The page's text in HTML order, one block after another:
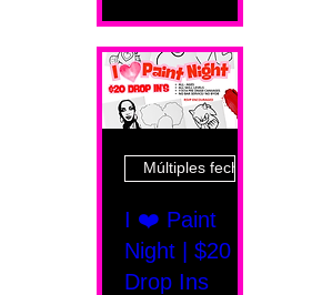
Múltiples fechas
I ❤️ Paint
Night | $20
Drop Ins